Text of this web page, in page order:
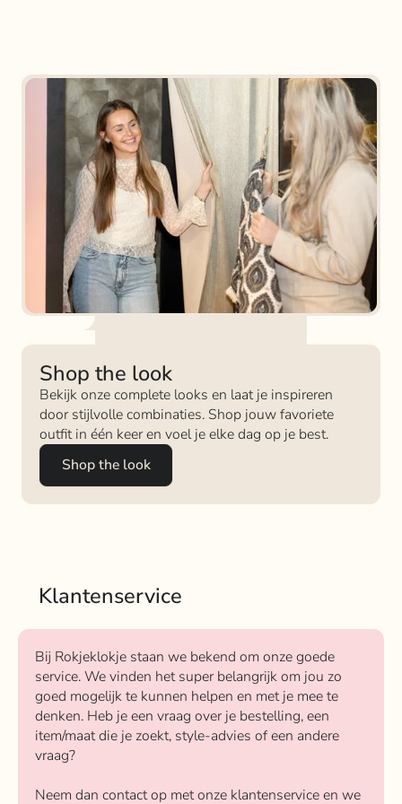
Shop the look
Bekijk onze complete looks en laat je inspireren
door stijlvolle combinaties. Shop jouw favoriete
outfit in één keer en voel je elke dag op je best.
Shop the look
Klantenservice
Bij Rokjeklokje staan we bekend om onze goede
service. We vinden het super belangrijk om jou zo
goed mogelijk te kunnen helpen en met je mee te
denken. Heb je een vraag over je bestelling, een
item/maat die je zoekt, style-advies of een andere
vraag?
Neem dan contact op met onze klantenservice en we